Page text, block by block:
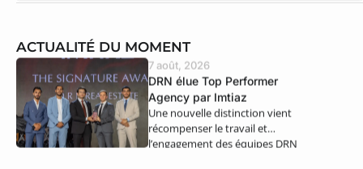
ACTUALITÉ DU MOMENT
7 août, 2026
DRN élue Top Performer
Agency par Imtiaz
Une nouvelle distinction vient
récompenser le travail et
l’engagement des équipes DRN